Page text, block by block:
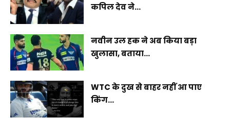
कपिल देव ने...
नवीन उल हक ने अब किया बड़ा
खुलासा, बताया...
WTC के दुख से बाहर नहीं आ पाए
किंग...